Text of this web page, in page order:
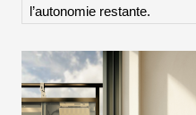
l’autonomie restante.